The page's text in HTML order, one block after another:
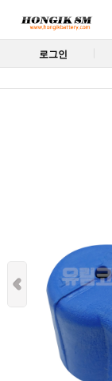
로그인